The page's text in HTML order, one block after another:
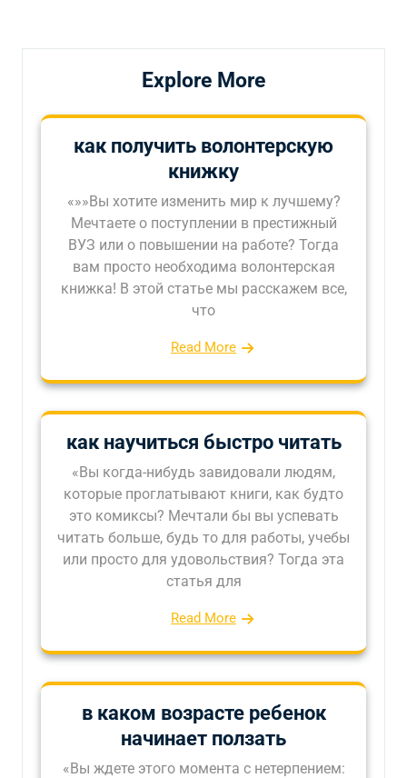
Explore More
как получить волонтерскую
книжку
«»»Вы хотите изменить мир к лучшему?
Мечтаете о поступлении в престижный
ВУЗ или о повышении на работе? Тогда
вам просто необходима волонтерская
книжка! В этой статье мы расскажем все,
что
Read More
как научиться быстро читать
«Вы когда-нибудь завидовали людям,
которые проглатывают книги, как будто
это комиксы? Мечтали бы вы успевать
читать больше, будь то для работы, учебы
или просто для удовольствия? Тогда эта
статья для
Read More
в каком возрасте ребенок
начинает ползать
«Вы ждете этого момента с нетерпением: